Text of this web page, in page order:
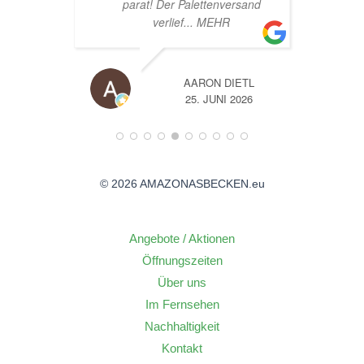
A
14. JUNI 2026
© 2026 AMAZONASBECKEN.eu
Angebote / Aktionen
Öffnungszeiten
Über uns
Im Fernsehen
Nachhaltigkeit
Kontakt